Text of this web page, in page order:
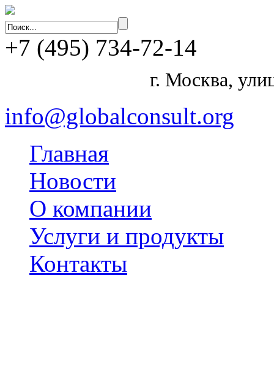
+7 (495) 734-72-14
г. Москва,
info@globalconsult.org
Главная
Новости
О компании
Услуги и продукты
Контакты